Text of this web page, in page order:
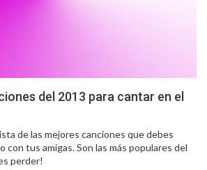
del 2013 para cantar en el
de las mejores canciones que debes
con tus amigas. Son las más populares del
perder!